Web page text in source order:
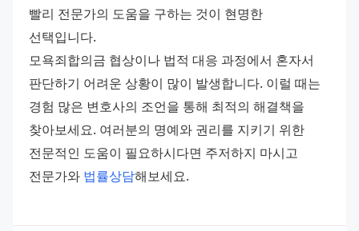
빨리 전문가의 도움을 구하는 것이 현명한
선택입니다.
모욕죄합의금 협상이나 법적 대응 과정에서 혼자서
판단하기 어려운 상황이 많이 발생합니다. 이럴 때는
경험 많은 변호사의 조언을 통해 최적의 해결책을
찾아보세요. 여러분의 명예와 권리를 지키기 위한
전문적인 도움이 필요하시다면 주저하지 마시고
전문가와 법률상담해보세요.